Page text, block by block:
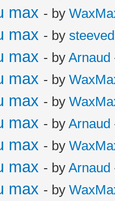
max - by
max - by
max - by Arnaud
max - by
max - by
max - by Arnaud
max - by
max - by Arnaud
max - by